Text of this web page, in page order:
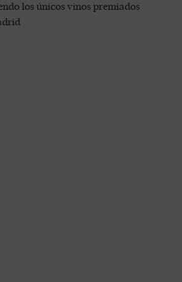
los únicos vinos premiados